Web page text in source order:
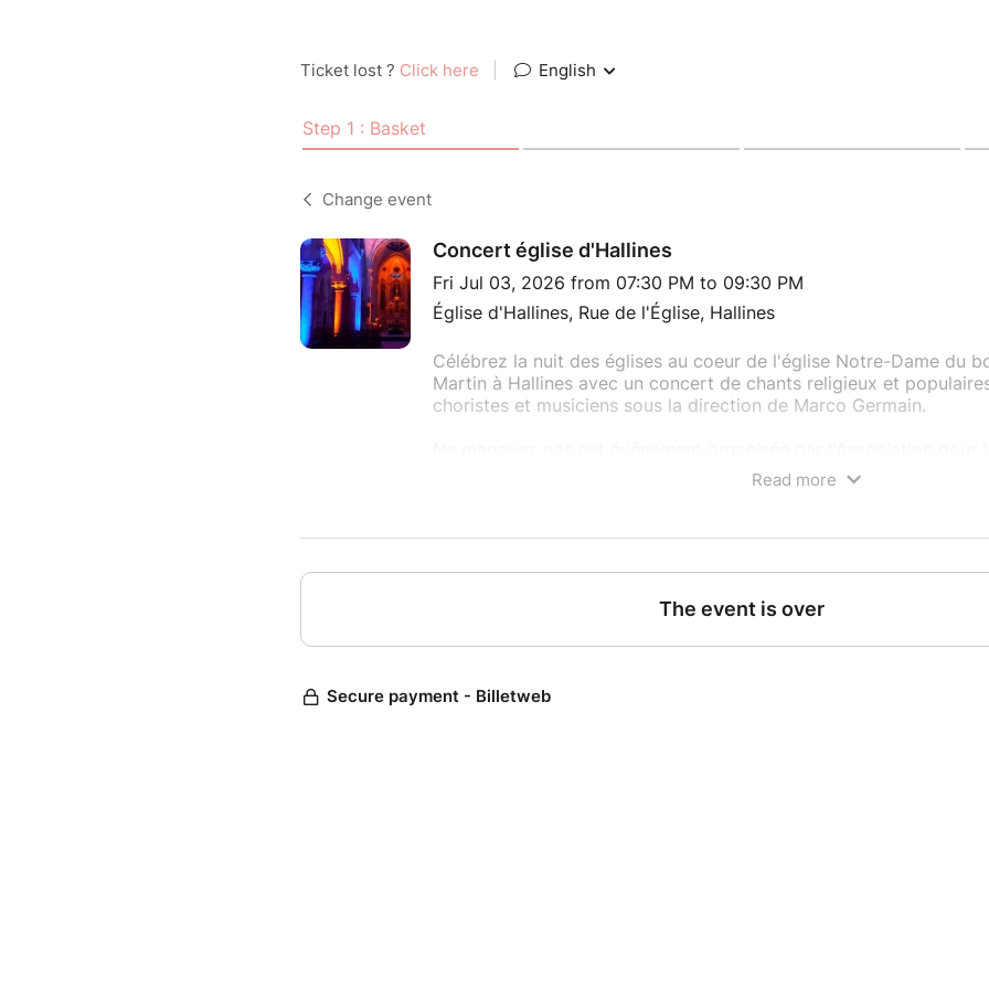
Ticket lost ? Click here English
Step 1 : Basket
Change event
Concert église d'Hallines
Fri Jul 03, 2026 from 07:30 PM to 09:30 PM
Église d'Hallines, Rue de l'Église, Hallines
Célébrez la nuit des églises au coeur de l'église Notre-Dame du
Martin à Hallines avec un concert de chants religieux et
choristes et musiciens sous la direction de Marco Germain.
Valorisation du Patrimoine Hallinois au profit de la restauration de
déroulera pendant l'entracte
- reservation en ligne ou à la Mairie d'Hallines
- accès PMR disponible sur demande
Read more
The event is over
Secure payment - Billetweb